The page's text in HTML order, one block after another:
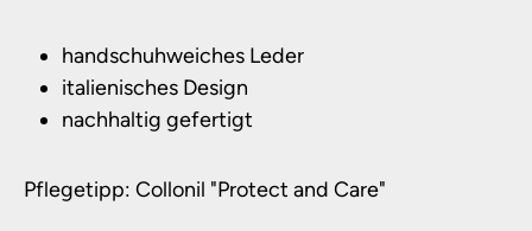
handschuhweiches Leder
italienisches Design
nachhaltig gefertigt
Pflegetipp: Collonil "Protect and Care"